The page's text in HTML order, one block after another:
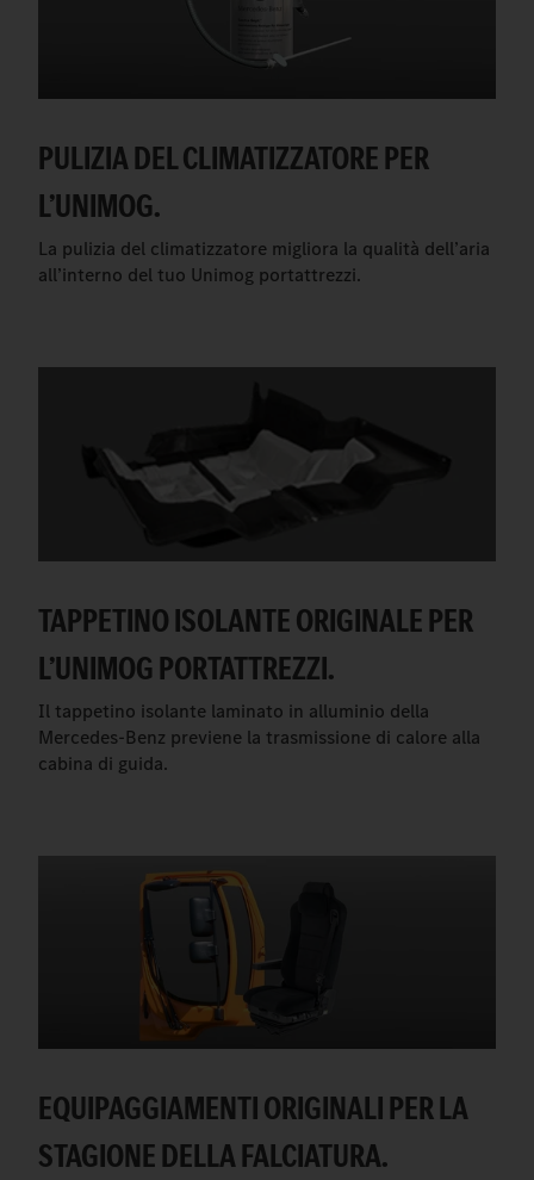
PULIZIA DEL CLIMATIZZATORE PER
L’UNIMOG.
La pulizia del climatizzatore migliora la qualità dell’aria
all’interno del tuo Unimog portattrezzi.
TAPPETINO ISOLANTE ORIGINALE PER
L’UNIMOG PORTATTREZZI.
Il tappetino isolante laminato in alluminio della
Mercedes-Benz previene la trasmissione di calore alla
cabina di guida.
EQUIPAGGIAMENTI ORIGINALI PER LA
STAGIONE DELLA FALCIATURA.